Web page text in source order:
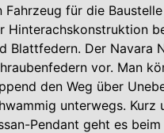
Fahrzeug für die
Hinterachskonstruktion
Blattfedern. Der Navara
vor. Man
den Weg über
unterwegs.
Pendant geht es